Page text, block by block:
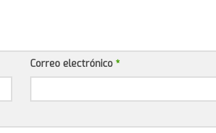
Correo electrónico *